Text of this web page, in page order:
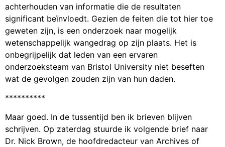
achterhouden van informatie die de resultaten
significant beïnvloedt. Gezien de feiten die tot hier toe
geweten zijn, is een onderzoek naar mogelijk
wetenschappelijk wangedrag op zijn plaats. Het is
onbegrijpelijk dat leden van een ervaren
onderzoeksteam van Bristol University niet beseften
wat de gevolgen zouden zijn van hun daden.
**********
Maar goed. In de tussentijd ben ik brieven blijven
schrijven. Op zaterdag stuurde ik volgende brief naar
Dr. Nick Brown, de hoofdredacteur van Archives of